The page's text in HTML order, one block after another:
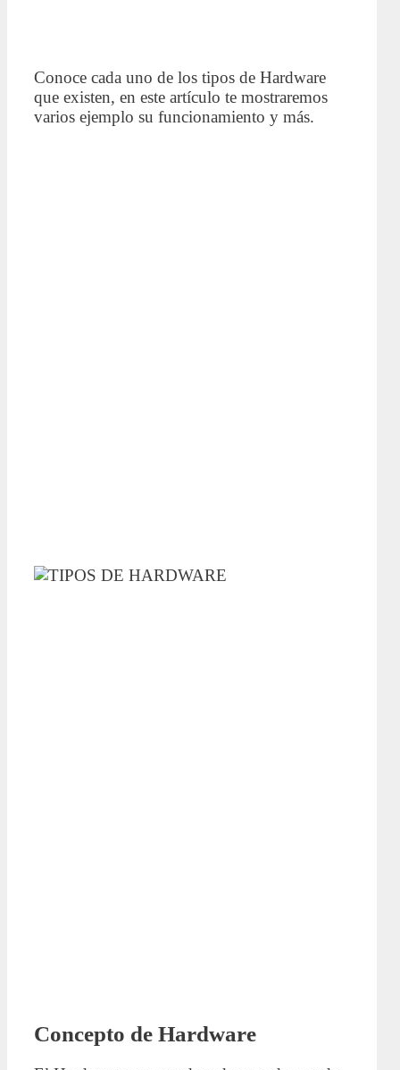
Conoce cada uno de los tipos de Hardware
que existen, en este artículo te mostraremos
varios ejemplo su funcionamiento y más.
Concepto de Hardware